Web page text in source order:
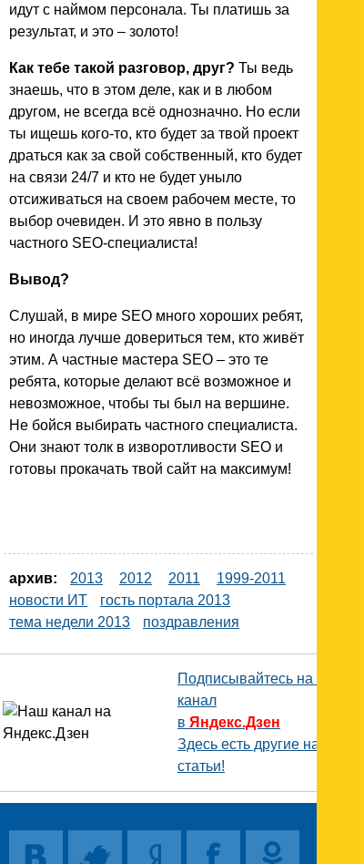
идут с наймом персонала. Ты платишь за
результат, и это – золото!
Как тебе такой разговор, друг? Ты ведь
знаешь, что в этом деле, как и в любом
другом, не всегда всё однозначно. Но если
ты ищешь кого-то, кто будет за твой проект
драться как за свой собственный, кто будет
на связи 24/7 и кто не будет уныло
отсиживаться на своем рабочем месте, то
выбор очевиден. И это явно в пользу
частного SEO-специалиста!
Вывод?
Слушай, в мире SEO много хороших ребят,
но иногда лучше довериться тем, кто живёт
этим. А частные мастера SEO – это те
ребята, которые делают всё возможное и
невозможное, чтобы ты был на вершине.
Не бойся выбирать частного специалиста.
Они знают толк в изворотливости SEO и
готовы прокачать твой сайт на максимум!
архив: 2013 2012 2011
1999-2011
новости ИТ
гость портала 2013
тема недели 2013
поздравления
Подписывайтесь на наш
канал
в Яндекс.Дзен
Здесь есть другие наши
статьи!